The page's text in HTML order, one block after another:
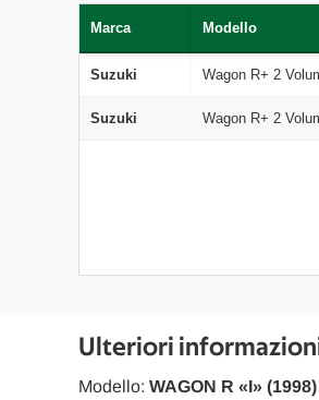
Marca Modello
Suzuki Wagon R+ 2
Suzuki Wagon R+ 2
Ulteriori
Modello: WAGON R «I» (1998)